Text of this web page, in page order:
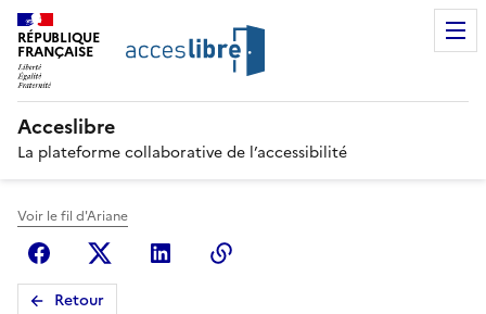
RÉPUBLIQUE
FRANÇAISE
Acceslibre
La plateforme collaborative de l’accessibilité
Voir le fil d'Ariane
FacebookX (anciennement Twitter)
Linkedin
Retour